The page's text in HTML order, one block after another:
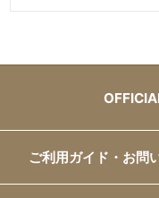
ご利用ガイド・お問